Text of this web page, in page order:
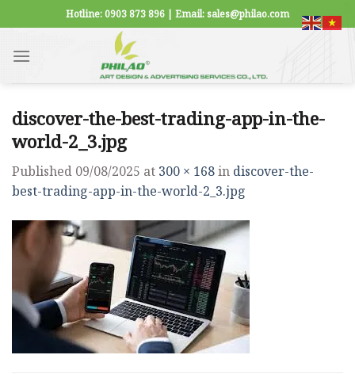
to
content
Hotline: 0903 873 896 | Email: sales@philao.com
discover-the-best-trading-app-in-the-
world-2_3.jpg
Published 09/08/2025 at 300 × 168in discover-the-
best-trading-app-in-the-world-2_3.jpg